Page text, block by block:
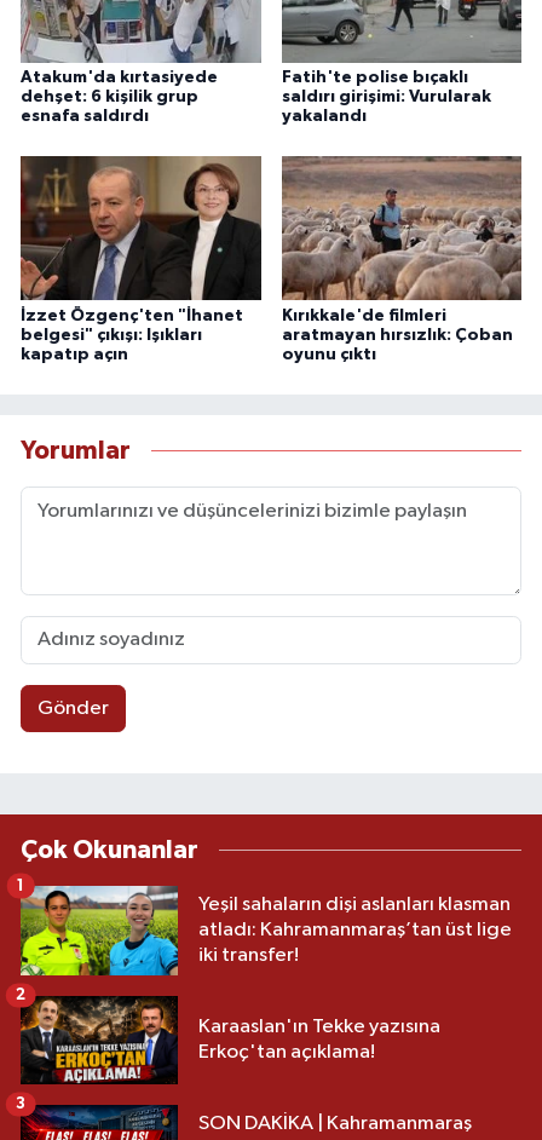
Atakum'da kırtasiyede
dehşet: 6 kişilik grup
esnafa saldırdı
Fatih'te polise bıçaklı
saldırı girişimi: Vurularak
yakalandı
İzzet Özgenç'ten "İhanet
belgesi" çıkışı: Işıkları
kapatıp açın
Kırıkkale'de filmleri
aratmayan hırsızlık: Çoban
oyunu çıktı
Yorumlar
Gönder
Çok Okunanlar
Yeşil sahaların dişi aslanları klasman
atladı: Kahramanmaraş’tan üst lige
iki transfer!
1
Karaaslan'ın Tekke yazısına
Erkoç'tan açıklama!
2
SON DAKİKA | Kahramanmaraş
3